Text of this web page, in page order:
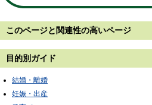
このページと 関連性の高いページ
目的別ガイド
結婚・離婚
妊娠・出産